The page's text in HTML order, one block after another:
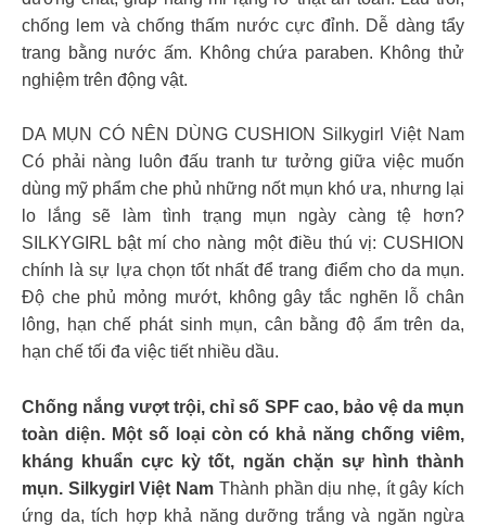
chống lem và chống thấm nước cực đỉnh. Dễ dàng tẩy
trang bằng nước ấm. Không chứa paraben. Không thử
nghiệm trên động vật.
DA MỤN CÓ NÊN DÙNG CUSHION Silkygirl Việt Nam
Có phải nàng luôn đấu tranh tư tưởng giữa việc muốn
dùng mỹ phẩm che phủ những nốt mụn khó ưa, nhưng lại
lo lắng sẽ làm tình trạng mụn ngày càng tệ hơn?
SILKYGIRL bật mí cho nàng một điều thú vị: CUSHION
chính là sự lựa chọn tốt nhất để trang điểm cho da mụn.
Độ che phủ mỏng mướt, không gây tắc nghẽn lỗ chân
lông, hạn chế phát sinh mụn, cân bằng độ ẩm trên da,
hạn chế tối đa việc tiết nhiều dầu.
Chống nắng vượt trội, chỉ số SPF cao, bảo vệ da mụn
toàn diện. Một số loại còn có khả năng chống viêm,
kháng khuẩn cực kỳ tốt, ngăn chặn sự hình thành
mụn. Silkygirl Việt Nam Thành phần dịu nhẹ, ít gây kích
ứng da, tích hợp khả năng dưỡng trắng và ngăn ngừa